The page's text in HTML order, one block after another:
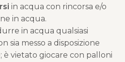
in acqua con rincorsa e/o
in acqua.
in acqua qualsiasi
sia messo a disposizione
è vietato giocare con palloni